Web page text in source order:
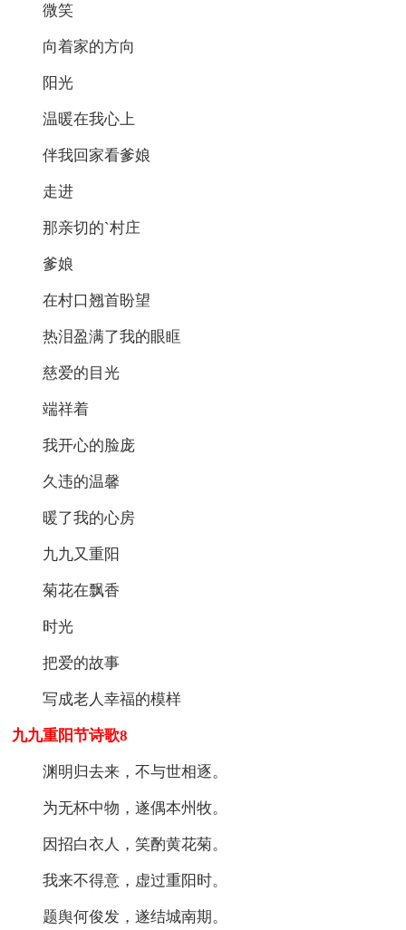
微笑
向着家的方向
阳光
温暖在我心上
伴我回家看爹娘
走进
那亲切的`村庄
爹娘
在村口翘首盼望
热泪盈满了我的眼眶
慈爱的目光
端祥着
我开心的脸庞
久违的温馨
暖了我的心房
九九又重阳
菊花在飘香
时光
把爱的故事
写成老人幸福的模样
九九重阳节诗歌8
渊明归去来，不与世相逐。
为无杯中物，遂偶本州牧。
因招白衣人，笑酌黄花菊。
我来不得意，虚过重阳时。
题舆何俊发，遂结城南期。